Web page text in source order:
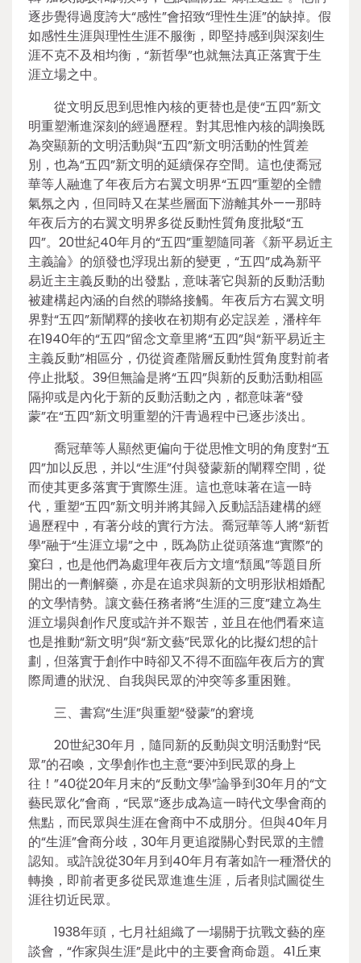
逐步覺得過度誇大“感性”會招致“理性生涯”的缺掉。假
如感性生涯與理性生涯不服衡，即堅持感到與深刻生
涯不克不及相均衡，“新哲學”也就無法真正落實于生
涯立場之中。
從文明反思到思惟內核的更替也是使“五四”新文
明重塑漸進深刻的經過歷程。對其思惟內核的調換既
為突顯新的文明活動與“五四”新文明活動的性質差
別，也為“五四”新文明的延續保存空間。這也使喬冠
華等人融進了年夜后方右翼文明界“五四”重塑的全體
氣氛之內，但同時又在某些層面下游離其外——那時
年夜后方的右翼文明界多從反動性質角度批駁“五
四”。20世紀40年月的“五四”重塑隨同著《新平易近主
主義論》的頒發也浮現出新的變更，“五四”成為新平
易近主主義反動的出發點，意味著它與新的反動活動
被建構起內涵的自然的聯絡接觸。年夜后方右翼文明
界對“五四”新闡釋的接收在初期有必定誤差，潘梓年
在1940年的“五四”留念文章里將“五四”與“新平易近主
主義反動”相區分，仍從資產階層反動性質角度對前者
停止批駁。39但無論是將“五四”與新的反動活動相區
隔抑或是內化于新的反動活動之內，都意味著“發
蒙”在“五四”新文明重塑的汗青過程中已逐步淡出。
喬冠華等人顯然更偏向于從思惟文明的角度對“五
四”加以反思，并以“生涯”付與發蒙新的闡釋空間，從
而使其更多落實于實際生涯。這也意味著在這一時
代，重塑“五四”新文明并將其歸入反動話語建構的經
過歷程中，有著分歧的實行方法。喬冠華等人將“新哲
學”融于“生涯立場”之中，既為防止從頭落進“實際”的
窠臼，也是他們為處理年夜后方文壇“頹風”等題目所
開出的一劑解藥，亦是在追求與新的文明形狀相婚配
的文學情勢。讓文藝任務者將“生涯的三度”建立為生
涯立場與創作尺度或許并不艱苦，並且在他們看來這
也是推動“新文明”與“新文藝”民眾化的比擬幻想的計
劃，但落實于創作中時卻又不得不面臨年夜后方的實
際周遭的狀況、自我與民眾的沖突等多重困難。
三、書寫“生涯”與重塑“發蒙”的窘境
20世紀30年月，隨同新的反動與文明活動對“民
眾”的召喚，文學創作也主意“要沖到民眾的身上
往！”40從20年月末的“反動文學”論爭到30年月的“文
藝民眾化”會商，“民眾”逐步成為這一時代文學會商的
焦點，而民眾與生涯在會商中不成朋分。但與40年月
的“生涯”會商分歧，30年月更追蹤關心對民眾的主體
認知。或許說從30年月到40年月有著如許一種潛伏的
轉換，即前者更多從民眾進進生涯，后者則試圖從生
涯往切近民眾。
1938年頭，七月社組織了一場關于抗戰文藝的座
談會，“作家與生涯”是此中的主要會商命題。41丘東